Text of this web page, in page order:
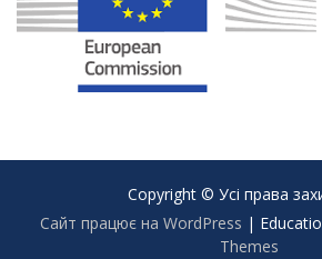
Copyright © Усі права
Сайт працює на WordPress |
Themes